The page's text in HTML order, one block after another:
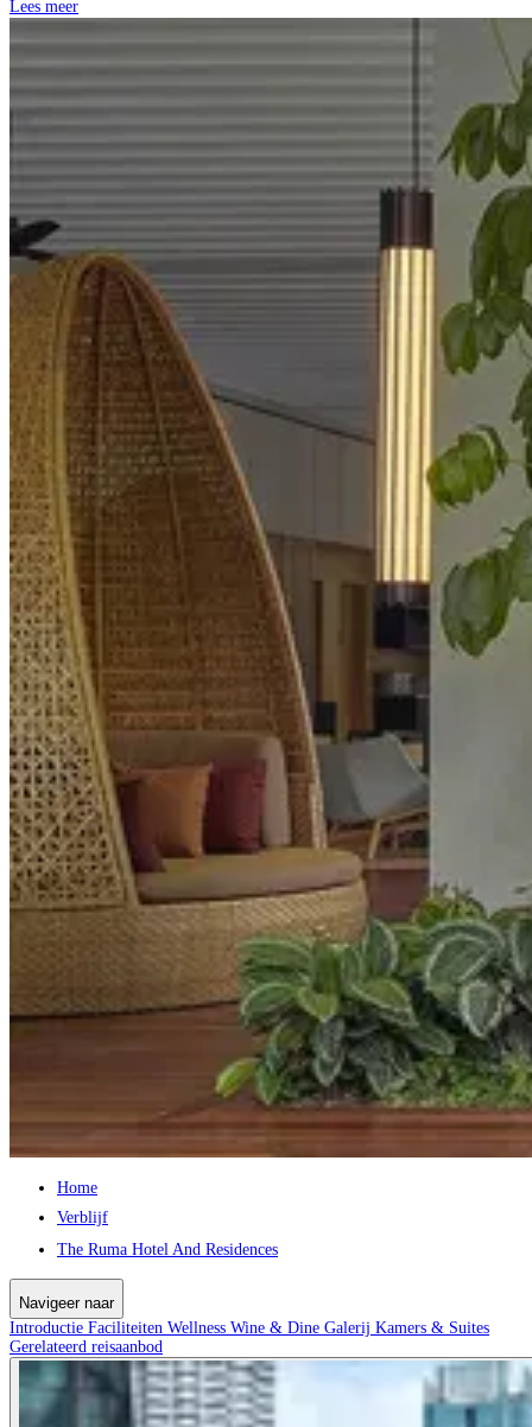
Lees meer
Home
Verblijf
The Ruma Hotel And Residences
Navigeer naar
Introductie Faciliteiten Wellness Wine & Dine Galerij Kamers & Suites
Gerelateerd reisaanbod